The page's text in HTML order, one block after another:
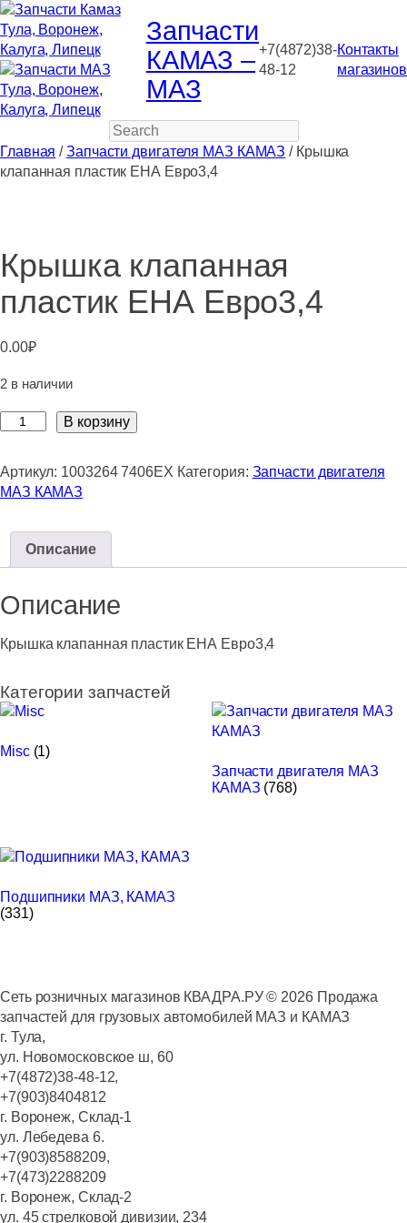
Запчасти
КАМАЗ –
МАЗ
+7(4872)38-
48-12
Контакты
магазинов
Search
Главная /Запчасти двигателя МАЗ КАМАЗ / Крышка
клапанная пластик ЕНА Евро3,4
Крышка клапанная
пластик ЕНА Евро3,4
0.00₽
2 в наличии
Количество
клапанная
пластик
Евро3,4
В корзину
Артикул: 1003264 7406EX Категория: Запчасти двигателя
МАЗ КАМАЗ
Описание
Описание
Крышка клапанная пластик ЕНА Евро3,4
Категории запчастей
Misc (1)
Запчасти двигателя МАЗ
КАМАЗ (768)
Подшипники МАЗ, КАМАЗ
(331)
Сеть розничных магазинов КВАДРА.РУ © 2026Продажа
запчастей для грузовых автомобилей МАЗ и КАМАЗ
г. Тула,
ул. Новомосковское ш, 60
+7(4872)38-48-12,
+7(903)8404812
г. Воронеж, Склад-1
ул. Лебедева 6.
+7(903)8588209,
+7(473)2288209
г. Воронеж, Склад-2
ул. 45 стрелковой дивизии, 234